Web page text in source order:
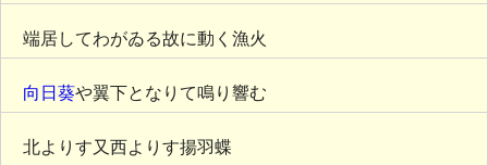
端居してわがゐる故に動く漁火
向日葵や翼下となりて鳴り響む
北よりす又西よりす揚羽蝶